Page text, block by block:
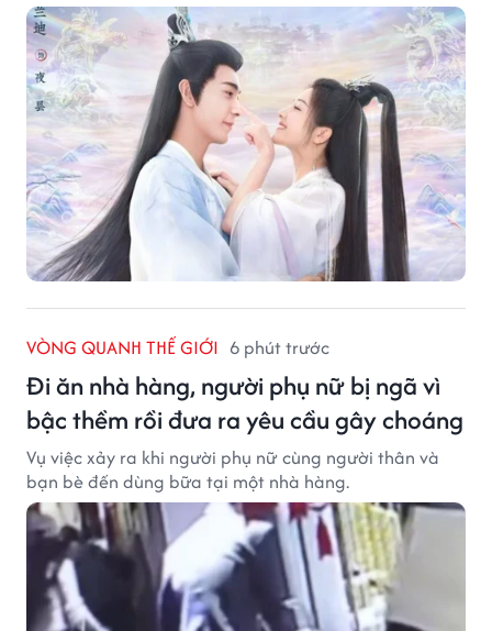
VÒNG QUANH THẾ GIỚI 6 phút trước
Đi ăn nhà hàng, người phụ nữ bị ngã vì
bậc thềm rồi đưa ra yêu cầu gây choáng
Vụ việc xảy ra khi người phụ nữ cùng người thân và
bạn bè đến dùng bữa tại một nhà hàng.